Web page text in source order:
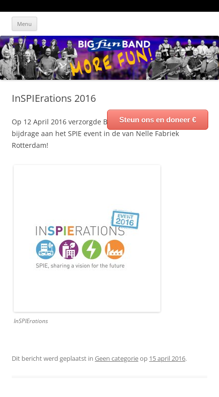
Ga
naar
de
inhoud
Big Fun Band
Blaast het dak er af!
Menu
InSPIErations 2016
Op 12 April 2016 verzorgde Big Fun Band een muzikale
bijdrage aan het SPIE event in de van Nelle Fabriek
Rotterdam!
InSPIErations
Dit bericht werd geplaatst in Geen categorieop 15 april 2016.
Steun ons en doneer €